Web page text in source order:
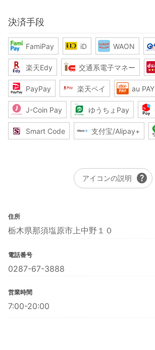
決済手段
FamiPay iD WAON
楽天Edy 交通系電子マネー
PayPay 楽天ペイ au PAY
J-Coin Pay ゆうちょPay
Smart Code 支付宝/Alipay+
アイコンの説明 help
住所
栃木県那須塩原市上中野１０
電話番号
0287-67-3888
営業時間
7:00-20:00